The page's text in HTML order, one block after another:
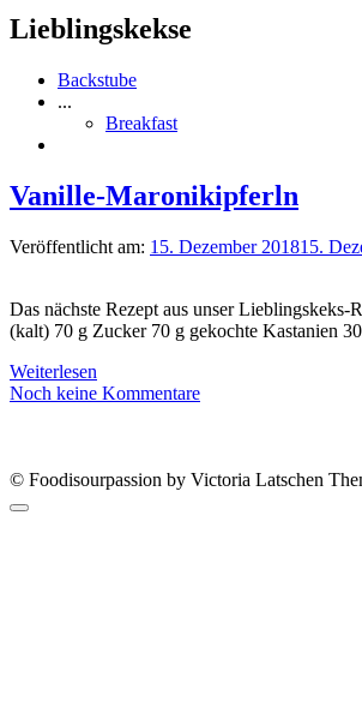
Lieblingskekse
Backstube
...
Breakfast
Vanille-Maronikipferln
Veröffentlicht am: 15. Dezember 201815.
Das nächste Rezept aus unser
(kalt) 70 g Zucker 70 g gekochte
Weiterlesen
Noch keine Kommentare
© Foodisourpassion by Victoria Latschen